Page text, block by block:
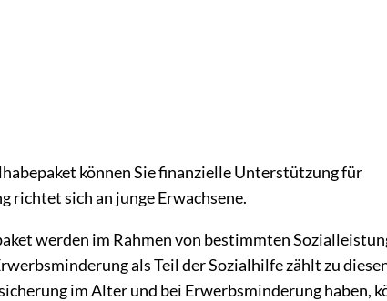
können Sie finanzielle Unterstützung für
richtet sich an junge Erwachsene.
werden im Rahmen von bestimmten
als Teil der Sozialhilfe zählt zu
im Alter und bei Erwerbsminderung haben,